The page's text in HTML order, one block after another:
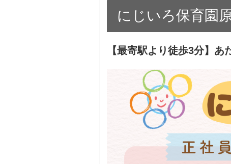
にじいろ保育園
【最寄駅より徒歩3分】